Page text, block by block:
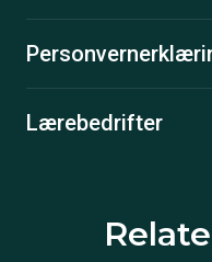
Lærebedrifter